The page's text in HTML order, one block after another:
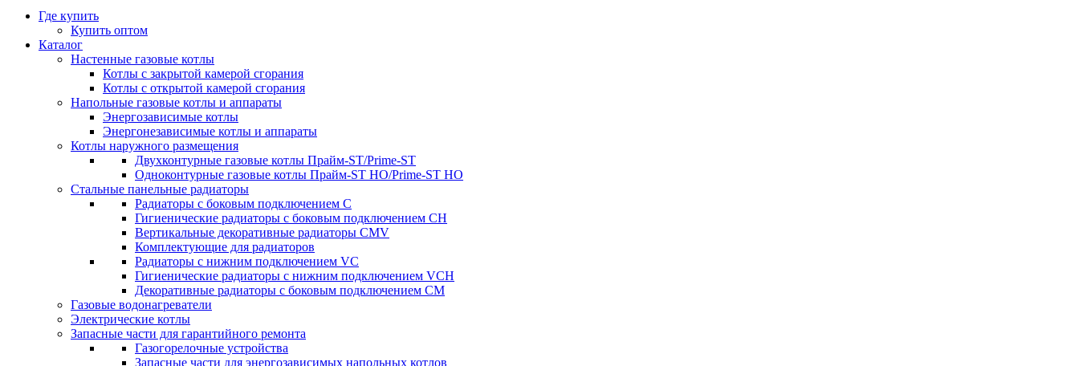
Где купить
Купить оптом
Каталог
Настенные газовые котлы
Котлы с закрытой камерой сгорания
Котлы с открытой камерой сгорания
Напольные газовые котлы и аппараты
Энергозависимые котлы
Энергонезависимые котлы и аппараты
Котлы наружного размещения
Двухконтурные газовые котлы Прайм-ST/Prime-ST
Одноконтурные газовые котлы Прайм-ST HO/Prime-ST HO
Стальные панельные радиаторы
Радиаторы c боковым подключением C
Гигиенические радиаторы c боковым подключением CH
Вертикальные декоративные радиаторы CMV
Комплектующие для радиаторов
Радиаторы c нижним подключением VC
Гигиенические радиаторы c нижним подключением VCH
Декоративные радиаторы с боковым подключением CM
Газовые водонагреватели
Электрические котлы
Запасные части для гарантийного ремонта
Газогорелочные устройства
Запасные части для энергозависимых напольных котлов